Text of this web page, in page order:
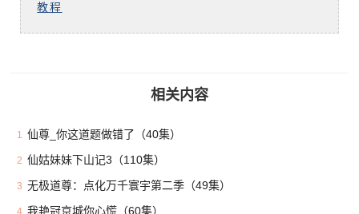
教程
相关内容
1 仙尊_你这道题做错了（40集）
2 仙姑妹妹下山记3（110集）
3 无极道尊：点化万千寰宇第二季（49集）
我艳冠京城你心慌（60集）